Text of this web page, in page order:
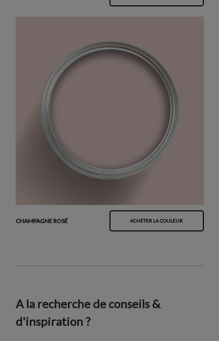
CHAMPAGNE ROSÉ ACHETER LA COULEUR
A la recherche de conseils &
d'inspiration ?